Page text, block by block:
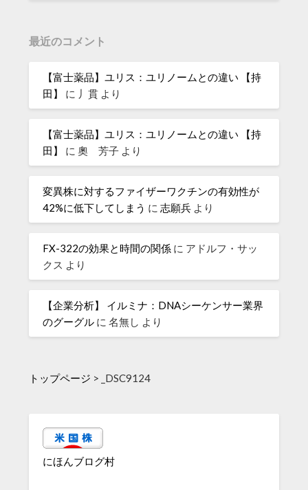
最近のコメント
【富士薬品】ユリス：ユリノームとの違い 【持
田】
に 丿貫 より
【富士薬品】ユリス：ユリノームとの違い 【持
田】
に奧 芳子 より
変異株に対するファイザーワクチンの有効性が
42%に低下してしまう に志願兵 より
FX-322の効果と時間の関係 に アドルフ・サッ
クス より
【企業分析】 イルミナ：DNAシーケンサー業界
のグーグル に名無し より
トップページ > _DSC9124
にほんブログ村